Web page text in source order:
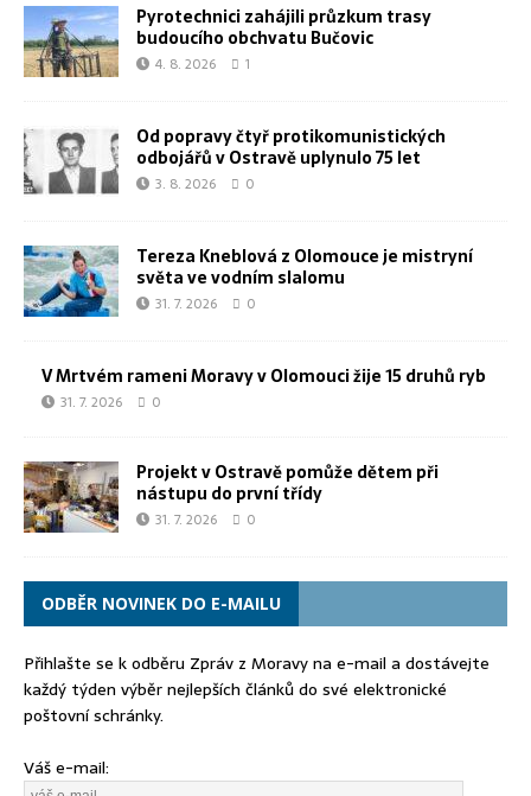
Pyrotechnici zahájili průzkum trasy
budoucího obchvatu Bučovic
4. 8. 2026 1
Od popravy čtyř protikomunistických
odbojářů v Ostravě uplynulo 75 let
3. 8. 2026 0
Tereza Kneblová z Olomouce je mistryní
světa ve vodním slalomu
31. 7. 2026 0
V Mrtvém rameni Moravy v Olomouci žije 15 druhů ryb
31. 7. 2026 0
Projekt v Ostravě pomůže dětem při
nástupu do první třídy
31. 7. 2026 0
ODBĚR NOVINEK DO E-MAILU
Přihlašte se k odběru Zpráv z Moravy na e-mail a dostávejte
každý týden výběr nejlepších článků do své elektronické
poštovní schránky.
Váš e-mail: